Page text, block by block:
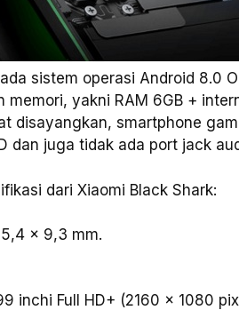
sistem operasi Android 8.0
memori, yakni RAM 6GB +
disayangkan, smartphone
dan juga tidak ada port jack
dari Xiaomi Black Shark:
x 9,3 mm.
inchi Full HD+ (2160 x 1080